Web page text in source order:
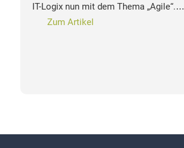
IT-Logix nun mit dem Thema „Agile“.…
Zum Artikel